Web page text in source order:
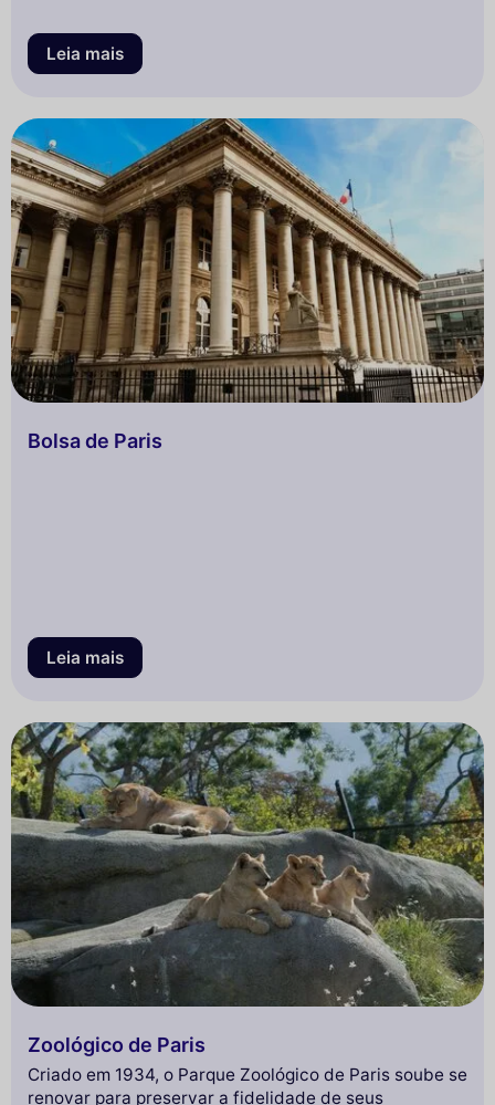
Leia mais
Bolsa de Paris
Leia mais
Zoológico de Paris
Criado em 1934, o Parque Zoológico de Paris soube se
renovar para preservar a fidelidade de seus